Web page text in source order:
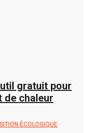
gratuit pour
de chaleur
ÉCOLOGIQUE